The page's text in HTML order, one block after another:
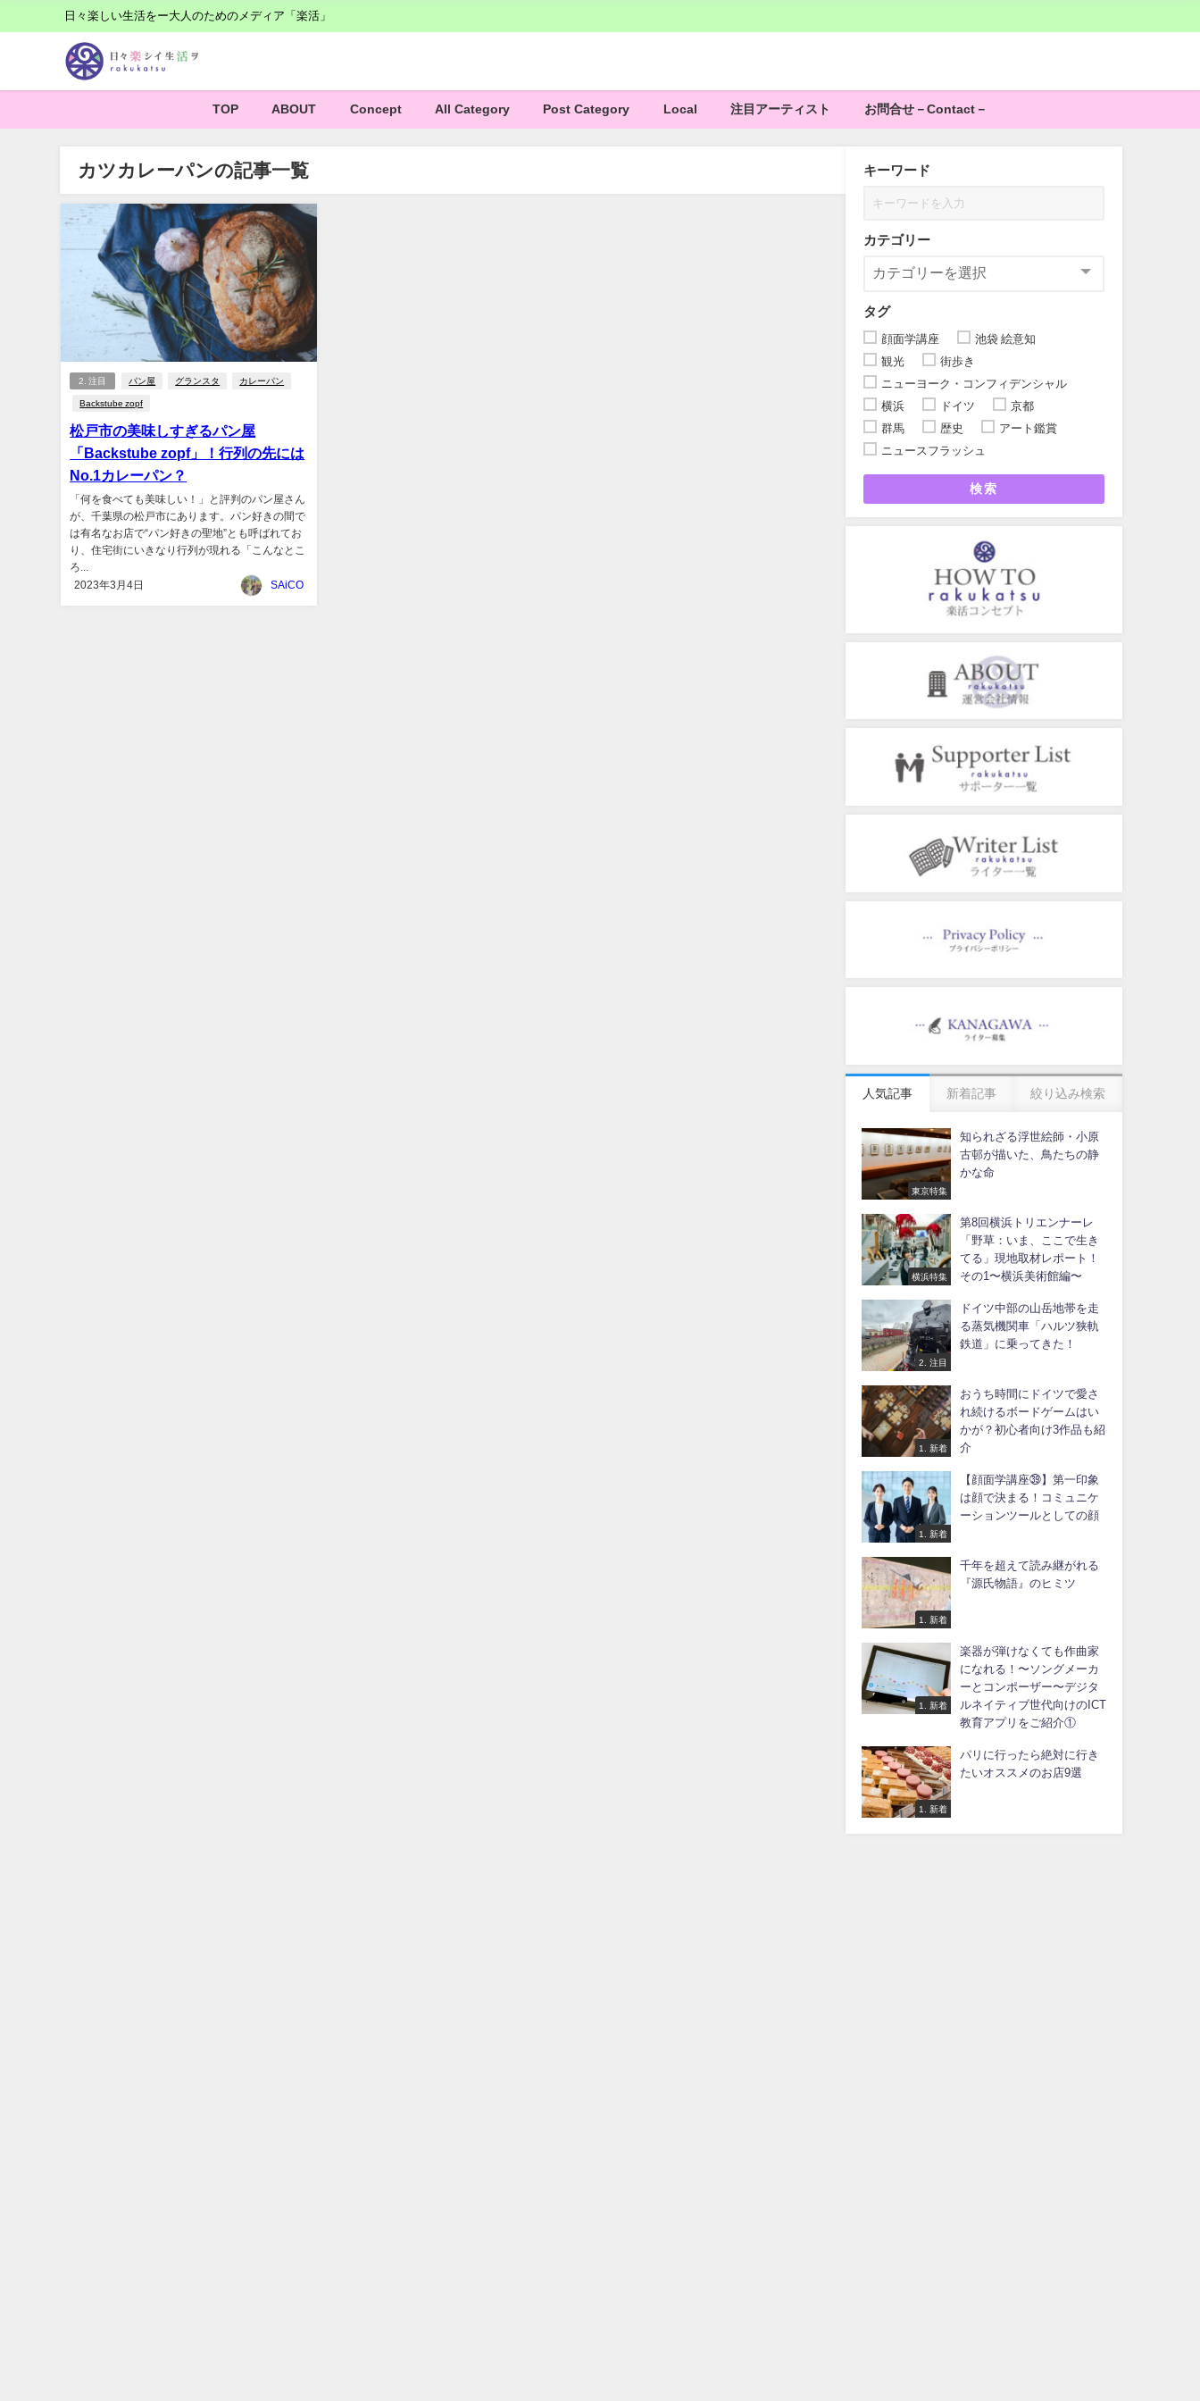
日々楽しい生活をー大人のためのメディア「楽活」
TOP ABOUT Concept All Category Post Category Local 注目アーティスト お問合せ－Contact－
カツカレーパンの記事一覧
2. 注目 パン屋 グランスタ カレーパン
Backstube zopf
松戸市の美味しすぎるパン屋
「Backstube zopf」！行列の先には
No.1カレーパン？
「何を食べても美味しい！」と評判のパン屋さん
が、千葉県の松戸市にあります。パン好きの間で
は有名なお店で“パン好きの聖地”とも呼ばれてお
り、住宅街にいきなり行列が現れる「こんなとこ
ろ...
2023年3月4日
SAiCO
キーワード
カテゴリー
タグ
顔面学講座
池袋 絵意知
観光
街歩き
ニューヨーク・コンフィデンシャル
横浜
ドイツ
京都
群馬
歴史
アート鑑賞
ニュースフラッシュ
検索
人気記事 新着記事 絞り込み検索
東京特集
知られざる浮世絵師・小原
古邨が描いた、鳥たちの静
かな命
横浜特集
第8回横浜トリエンナーレ
「野草：いま、ここで生き
てる」現地取材レポート！
その1〜横浜美術館編〜
2. 注目
ドイツ中部の山岳地帯を走
る蒸気機関車「ハルツ狭軌
鉄道」に乗ってきた！
1. 新着
おうち時間にドイツで愛さ
れ続けるボードゲームはい
かが？初心者向け3作品も紹
介
1. 新着
【顔面学講座㊴】第一印象
は顔で決まる！コミュニケ
ーションツールとしての顔
1. 新着
千年を超えて読み継がれる
『源氏物語』のヒミツ
1. 新着
楽器が弾けなくても作曲家
になれる！〜ソングメーカ
ーとコンポーザー〜デジタ
ルネイティブ世代向けのICT
教育アプリをご紹介①
1. 新着
パリに行ったら絶対に行き
たいオススメのお店9選